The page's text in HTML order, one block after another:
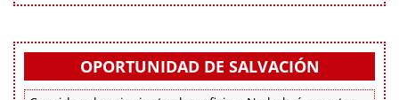
OPORTUNIDAD DE SALVACIÓN